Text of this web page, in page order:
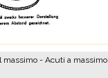
massimo - Acuti a massimo